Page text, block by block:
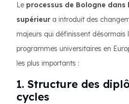
Le processus de Bologne dans
supérieur a introduit des
majeurs qui définissent désormais
programmes universitaires en
les plus importants :
1. Structure des
cycles